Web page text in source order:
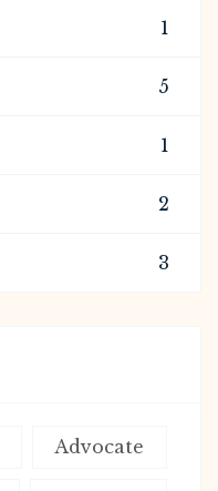
1
5
1
2
3
Advocate